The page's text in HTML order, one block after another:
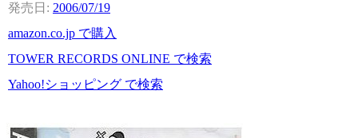
2006/07/19
amazon.co.jp で購入
TOWER RECORDS ONLINE で検索
Yahoo!ショッピング で検索